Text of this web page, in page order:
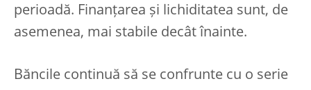
perioadă. Finanțarea și lichiditatea sunt, de
asemenea, mai stabile decât înainte.
Băncile continuă să se confrunte cu o serie